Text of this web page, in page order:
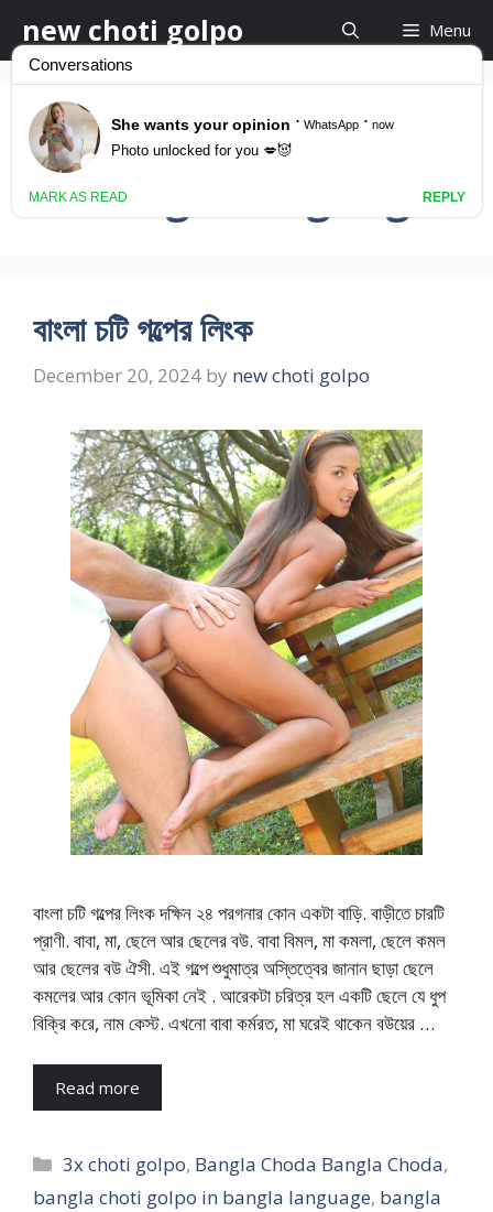
to
content
new choti golpo Menu
bangla choti golpo
in bangla language
বাংলা চটি গল্পের লিংক
December 20, 2024 by new choti golpo
বাংলা চটি গল্পের লিংক দক্ষিন ২৪ পরগনার কোন একটা বাড়ি. বাড়ীতে চারটি
প্রাণী. বাবা, মা, ছেলে আর ছেলের বউ. বাবা বিমল, মা কমলা, ছেলে কমল
আর ছেলের বউ ঐসী. এই গল্পে শুধুমাত্র অস্তিত্বের জানান ছাড়া ছেলে
কমলের আর কোন ভূমিকা নেই . আরেকটা চরিত্র হল একটি ছেলে যে ধুপ
বিক্রি করে, নাম কেস্ট. এখনো বাবা কর্মরত, মা ঘরেই থাকেন বউয়ের …
Read more
Categories
3x choti golpo, Bangla Choda Bangla Choda,
bangla choti golpo in bangla language, bangla